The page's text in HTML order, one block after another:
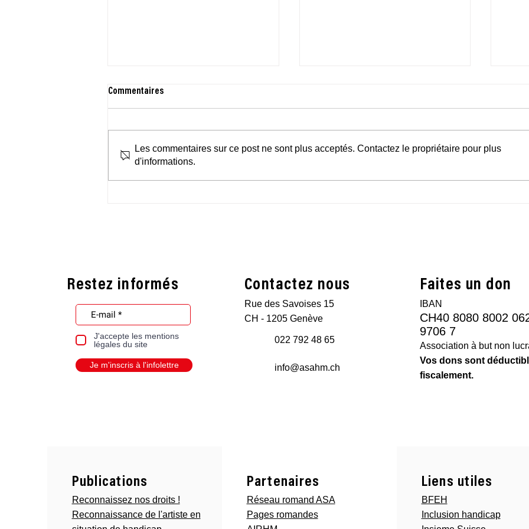
Forum Citoyen le mardi 3 mars
Save the date ! Journée « Mode et
Commentaires
Les commentaires sur ce post ne sont plus acceptés. Contactez le propriétaire pour plus
d'informations.
Restez informés
J'accepte les mentions
légales du site
Je m'inscris à l'infolettre
Contactez nous
Rue des Savoises 15
CH - 1205 Genève
022 792 48 65
info@asahm.ch
Faites un don
IBAN
CH40 8080 8002
9706 7
Association à but non
Vos dons sont
fiscalement.
Publications
Reconnaissez nos droits !
Reconnaissance de l'artiste en
Partenaires
Réseau romand ASA
Pages romandes
Liens utiles
BFEH
Inclusion handicap